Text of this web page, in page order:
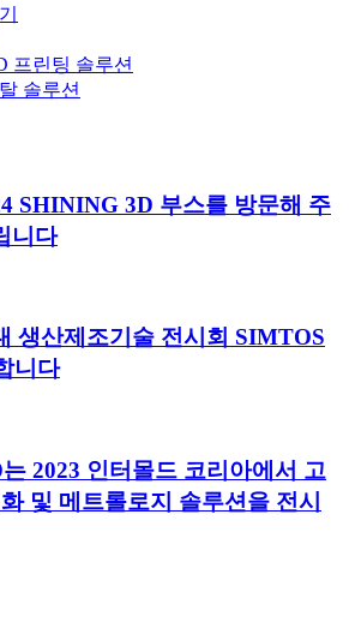
프린팅 솔루션
솔루션
SHINING 3D 부스를 방문해 주
니다
생산제조기술 전시회 SIMTOS
니다
2023 인터몰드 코리아에서 고
및 메트롤로지 솔루션을 전시